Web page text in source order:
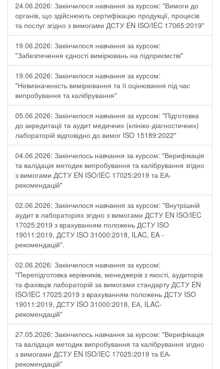
24.06.2026: Закінчилося навчання за курсом: "Вимоги до
органів, що здійснюють сертифікацію продукції, процесів
та послуг згідно з вимогами ДСТУ EN ISO/IEC 17065:2019"
19.06.2026: Закінчилося навчання за курсом:
"Забезпечення єдності вимірювань на підприємстві"
19.06.2026: Закінчилося навчання за курсом:
"Невизначеність вимірювання та її оцінювання під час
випробування та калібрування"
05.06.2026: Закінчилося навчання за курсом: "Підготовка
до акредитації та аудит медичних (клініко-діагностичних)
лабораторій відповідно до вимог ISO 15189:2022"
04.06.2026: Закінчилось навчання за курсом: "Верифікація
та валідація методик випробування та калібрування згідно
з вимогами ДСТУ EN ISO/IEC 17025:2019 та ЕА-
рекомендацій"
02.06.2026: Закінчилося навчання за курсом: "Внутрішній
аудит в лабораторіях згідно з вимогами ДСТУ EN ISO/IEC
17025:2019 з врахуванням положень ДСТУ ISO
19011:2019, ДСТУ ISO 31000:2018, ILAC, EA -
рекомендацій".
02.06.2026: Закінчилося навчання за курсом:
"Перепідготовка керівників, менеджерів з якості, аудиторів
та фахівців лабораторій за вимогами стандарту ДСТУ EN
ISO/IEC 17025:2019 з врахуванням положень ДСТУ ISO
19011:2019, ДСТУ ISO 31000:2018, ЕА, ILAC-
рекомендацій"
27.05.2026: Закінчилось навчання за курсом: "Верифікація
та валідація методик випробування та калібрування згідно
з вимогами ДСТУ EN ISO/IEC 17025:2019 та ЕА-
рекомендацій"